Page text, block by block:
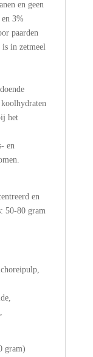
en geen
en 3%
paarden
is in zetmeel
het
en
en
50-80 gram
gram)